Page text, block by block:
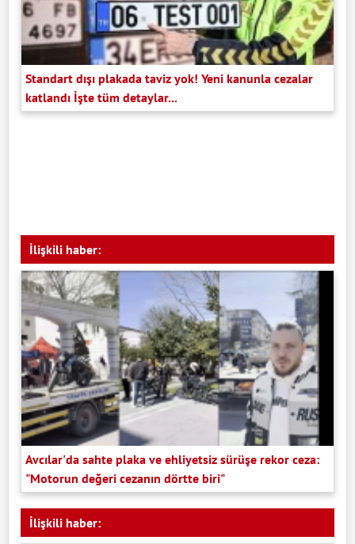
Standart dışı plakada taviz yok! Yeni kanunla cezalar
katlandı İşte tüm detaylar...
İlişkili haber:
Avcılar'da sahte plaka ve ehliyetsiz sürüşe rekor ceza:
"Motorun değeri cezanın dörtte biri"
İlişkili haber: